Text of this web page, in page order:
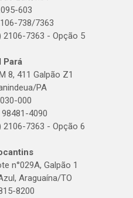
603
738/7363
2106-7363 - Opção 5
Pará
8, 411 Galpão Z1
PA
000
4090
2106-7363 - Opção 6
n°029A, Galpão 1
Araguaína/TO
8200